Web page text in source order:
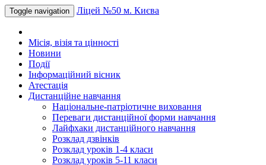
Toggle navigation Ліцей №50 м. Києва
Місія, візія та цінності
Новини
Події
Інформаційний вісник
Атестація
Дистанційне навчання
Національне-патріотичне виховання
Переваги дистанційної форми навчання
Лайфхаки дистанційного навчання
Розклад дзвінків
Розклад уроків 1-4 класи
Розклад уроків 5-11 класи